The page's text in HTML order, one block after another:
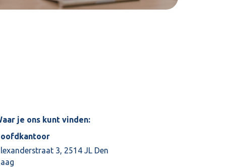
je ons kunt vinden:
3, 2514 JL Den